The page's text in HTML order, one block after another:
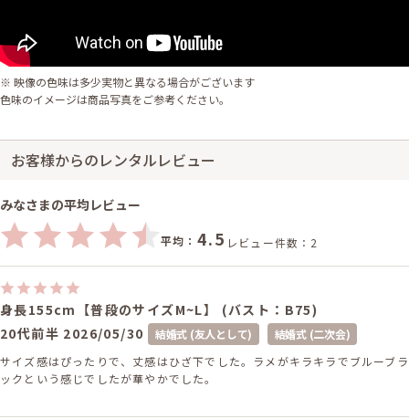
※ 映像の色味は多少実物と異なる場合がございます
色味のイメージは商品写真をご参考ください。
お客様からのレンタルレビュー
みなさまの平均レビュー
平均： 4.5 レビュー件数：2
身長155cm【普段のサイズM~L】 (バスト：B75)
20代前半 2026/05/30 結婚式 (友人として)
結婚式 (二次会)
サイズ感はぴったりで、丈感はひざ下でした。ラメがキラキラでブルーブラ
ックという感じでしたが華やかでした。